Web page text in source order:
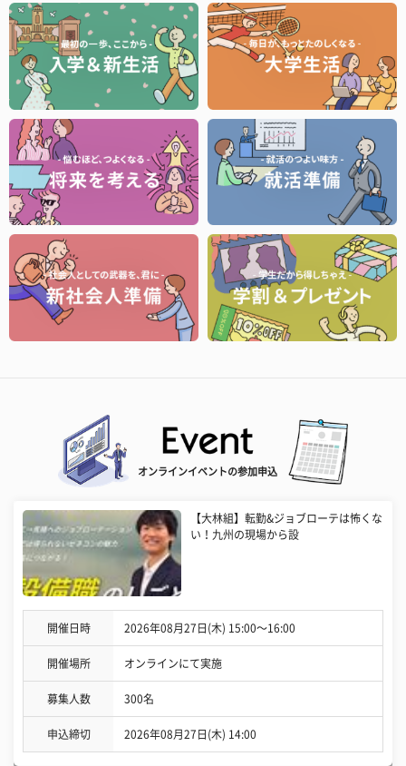
オンラインイベントの参加申込
【大林組】転勤&ジョブローテは怖くな
い！九州の現場から設
開催日時 2026年08月27日(木) 15:00〜16:00
開催場所 オンラインにて実施
募集人数 300名
申込締切 2026年08月27日(木) 14:00